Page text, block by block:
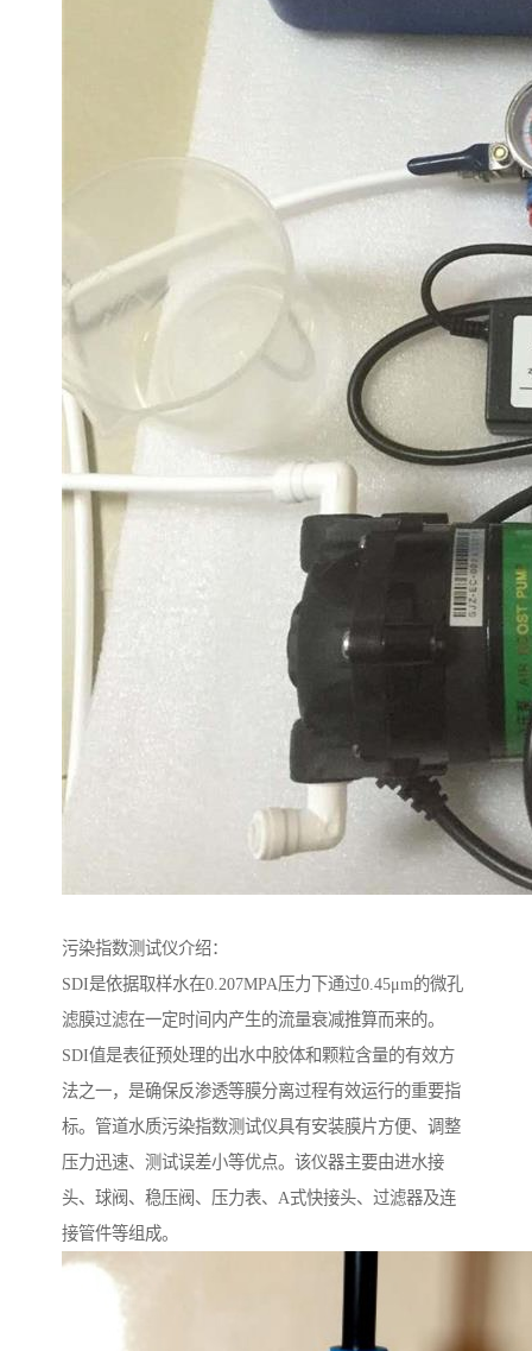
污染指数测试仪介绍：
SDI是依据取样水在0.207MPA压力下通过0.45μm的微孔
滤膜过滤在一定时间内产生的流量衰减推算而来的。
SDI值是表征预处理的出水中胶体和颗粒含量的有效方
法之一，是确保反渗透等膜分离过程有效运行的重要指
标。管道水质污染指数测试仪具有安装膜片方便、调整
压力迅速、测试误差小等优点。该仪器主要由进水接
头、球阀、稳压阀、压力表、A式快接头、过滤器及连
接管件等组成。